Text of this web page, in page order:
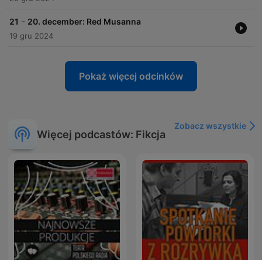
21 - 20. december: Red Musanna
19 gru 2024
Pokaż więcej odcinków
Więcej podcastów: Fikcja
Zobacz wszystkie